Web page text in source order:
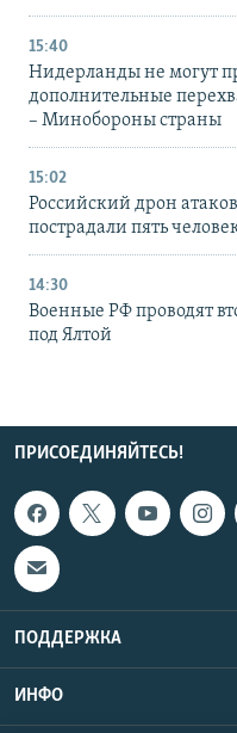
15:40
Нидерланды не могут
дополнительные
– Минобороны страны
15:02
Российский дрон
пострадали пять
14:30
Военные РФ проводят
под Ялтой
ПРИСОЕДИНЯЙТЕСЬ!
ПОДДЕРЖКА
ИНФО